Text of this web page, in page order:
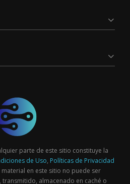
parte de este sitio constituye la
de Uso, Políticas de Privacidad
material en este sitio no puede ser
almacenado en caché o